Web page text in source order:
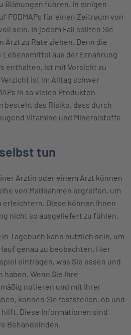
Blähungen führen. In einigen
FODMAPs für einen Zeitraum von
sein. In jedem Fall sollten Sie
Arzt zu Rate ziehen. Denn die
aus der Ernährung
enthalten, ist mit Vorsicht zu
ist im Alltag schwer
in so vielen Produkten
besteht das Risiko, dass durch
Vitamine und Mineralstoffe
tun
Ärztin oder einem Arzt können
von Maßnahmen ergreifen, um
erleichtern. Diese können Ihnen
nicht so ausgeliefert zu fühlen.
Tagebuch kann nützlich sein, um
genau zu beobachten. Hier
eintragen, was Sie essen und
haben. Wenn Sie Ihre
notieren und mit Ihrer
können Sie feststellen, ob und
Diese Informationen sind
Behandelnden.